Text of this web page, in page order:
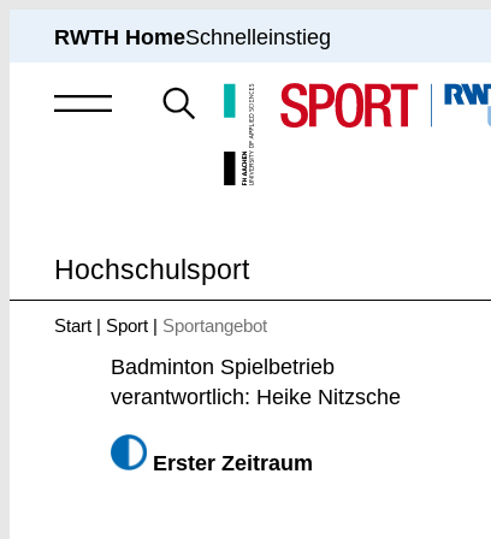
RWTH HomeSchnelleinstieg
Suche
nach
Hochschulsport
hier:
Start Sport Sportangebot
Badminton Spielbetrieb
verantwortlich: Heike Nitzsche
Erster Zeitraum